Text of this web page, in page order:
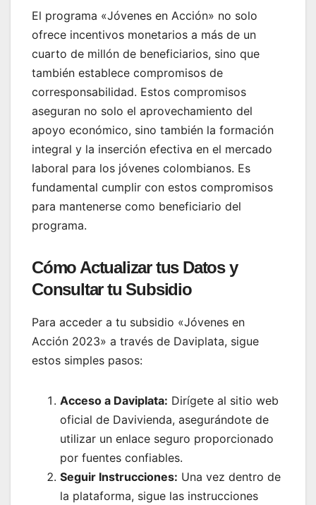
El programa «Jóvenes en Acción» no solo
ofrece incentivos monetarios a más de un
cuarto de millón de beneficiarios, sino que
también establece compromisos de
corresponsabilidad. Estos compromisos
aseguran no solo el aprovechamiento del
apoyo económico, sino también la formación
integral y la inserción efectiva en el mercado
laboral para los jóvenes colombianos. Es
fundamental cumplir con estos compromisos
para mantenerse como beneficiario del
programa.
Cómo Actualizar tus Datos y
Consultar tu Subsidio
Para acceder a tu subsidio «Jóvenes en
Acción 2023» a través de Daviplata, sigue
estos simples pasos:
Acceso a Daviplata: Dirígete al sitio web
oficial de Davivienda, asegurándote de
utilizar un enlace seguro proporcionado
por fuentes confiables.
Seguir Instrucciones: Una vez dentro de
la plataforma, sigue las instrucciones